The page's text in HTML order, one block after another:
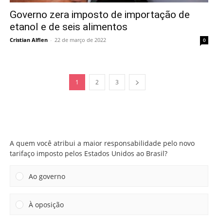
Governo zera imposto de importação de
etanol e de seis alimentos
Cristian Alflen - 22 de março de 2022 0
1 2 3
A quem você atribui a maior responsabilidade pelo novo
tarifaço imposto pelos Estados Unidos ao Brasil?
Ao governo
À oposição